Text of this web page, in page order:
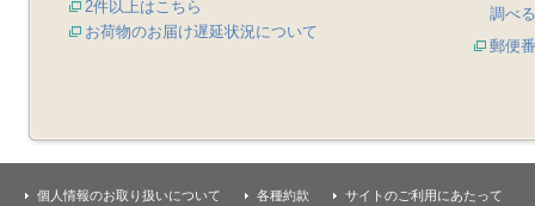
2件以上はこちら
お荷物のお届け遅延状況について
調べる
郵便
個人情報のお取り扱いについて 各種約款 サイトのご利用にあたって